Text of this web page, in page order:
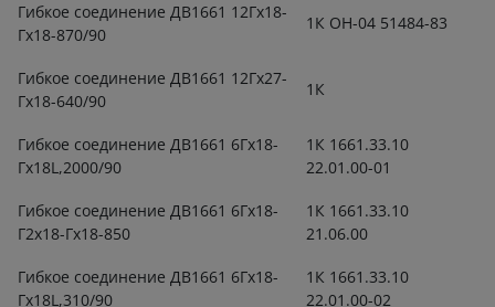
Гибкое соединение ДВ1661 12Гх18-
Гх18-870/90
1К ОН-04 51484-83
Гибкое соединение ДВ1661 12Гх27-
Гх18-640/90
1К
Гибкое соединение ДВ1661 6Гх18-
Гх18L,2000/90
1К 1661.33.10
22.01.00-01
Гибкое соединение ДВ1661 6Гх18-
Г2х18-Гх18-850
1К 1661.33.10
21.06.00
Гибкое соединение ДВ1661 6Гх18-
Гх18L,310/90
1К 1661.33.10
22.01.00-02